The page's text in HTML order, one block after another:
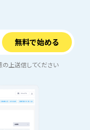
の上送信してください